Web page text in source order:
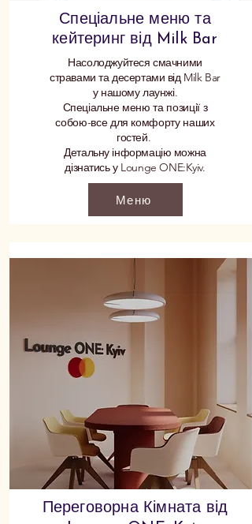
Спеціальне меню та
кейтеринг від Milk Bar
Насолоджуйтеся смачними
стравами та десертами від Milk Bar
у нашому лаунжі.
Спеціальне меню та позиції з
собою-все для комфорту наших
гостей.
Детальну інформацію можна
дізнатись у Lounge ONE:Kyiv.
Меню
Переговорна Кімната від